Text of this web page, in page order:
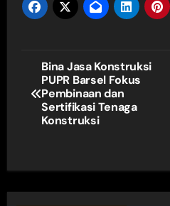
Navigasi
pos
Bina Jasa Konstruksi
PUPR Barsel Fokus
Pembinaan dan
Sertifikasi Tenaga
Konstruksi